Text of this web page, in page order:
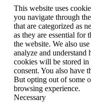
This website uses
you navigate through
that are categorized as
as they are essential
the website. We also
analyze and understand
cookies will be stored
consent. You also have
But opting out of some
browsing experience.
Necessary